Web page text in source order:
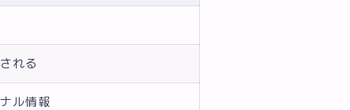
れる
ル情報